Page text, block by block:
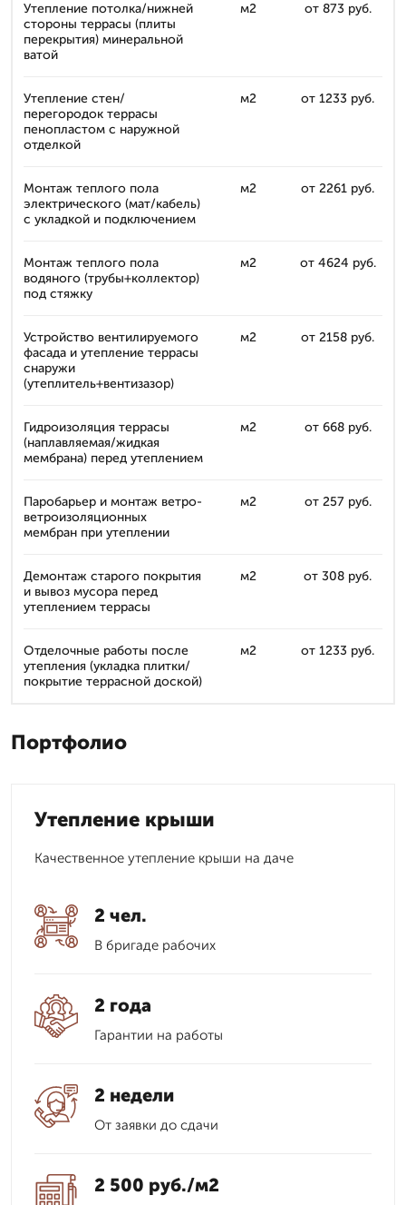
Утепление потолка/нижней
стороны террасы (плиты
перекрытия) минеральной
ватой
м2 от 873 руб.
Утепление стен/
перегородок террасы
пенопластом с наружной
отделкой
м2 от 1233 руб.
Монтаж теплого пола
электрического (мат/кабель)
с укладкой и подключением
м2 от 2261 руб.
Монтаж теплого пола
водяного (трубы+коллектор)
под стяжку
м2 от 4624 руб.
Устройство вентилируемого
фасада и утепление террасы
снаружи
(утеплитель+вентизазор)
м2 от 2158 руб.
Гидроизоляция террасы
(наплавляемая/жидкая
мембрана) перед утеплением
м2 от 668 руб.
Паробарьер и монтаж ветро-
ветроизоляционных
мембран при утеплении
м2 от 257 руб.
Демонтаж старого покрытия
и вывоз мусора перед
утеплением террасы
м2 от 308 руб.
Отделочные работы после
утепления (укладка плитки/
покрытие террасной доской)
м2 от 1233 руб.
Портфолио
Утепление крыши
Качественное утепление крыши на даче
2 чел.
В бригаде рабочих
2 года
Гарантии на работы
2 недели
От заявки до сдачи
2 500 руб./м2